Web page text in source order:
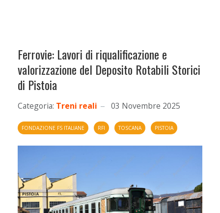
Ferrovie: Lavori di riqualificazione e
valorizzazione del Deposito Rotabili Storici
di Pistoia
Categoria: Treni reali 03 Novembre 2025
FONDAZIONE FS ITALIANE RFI TOSCANA PISTOIA